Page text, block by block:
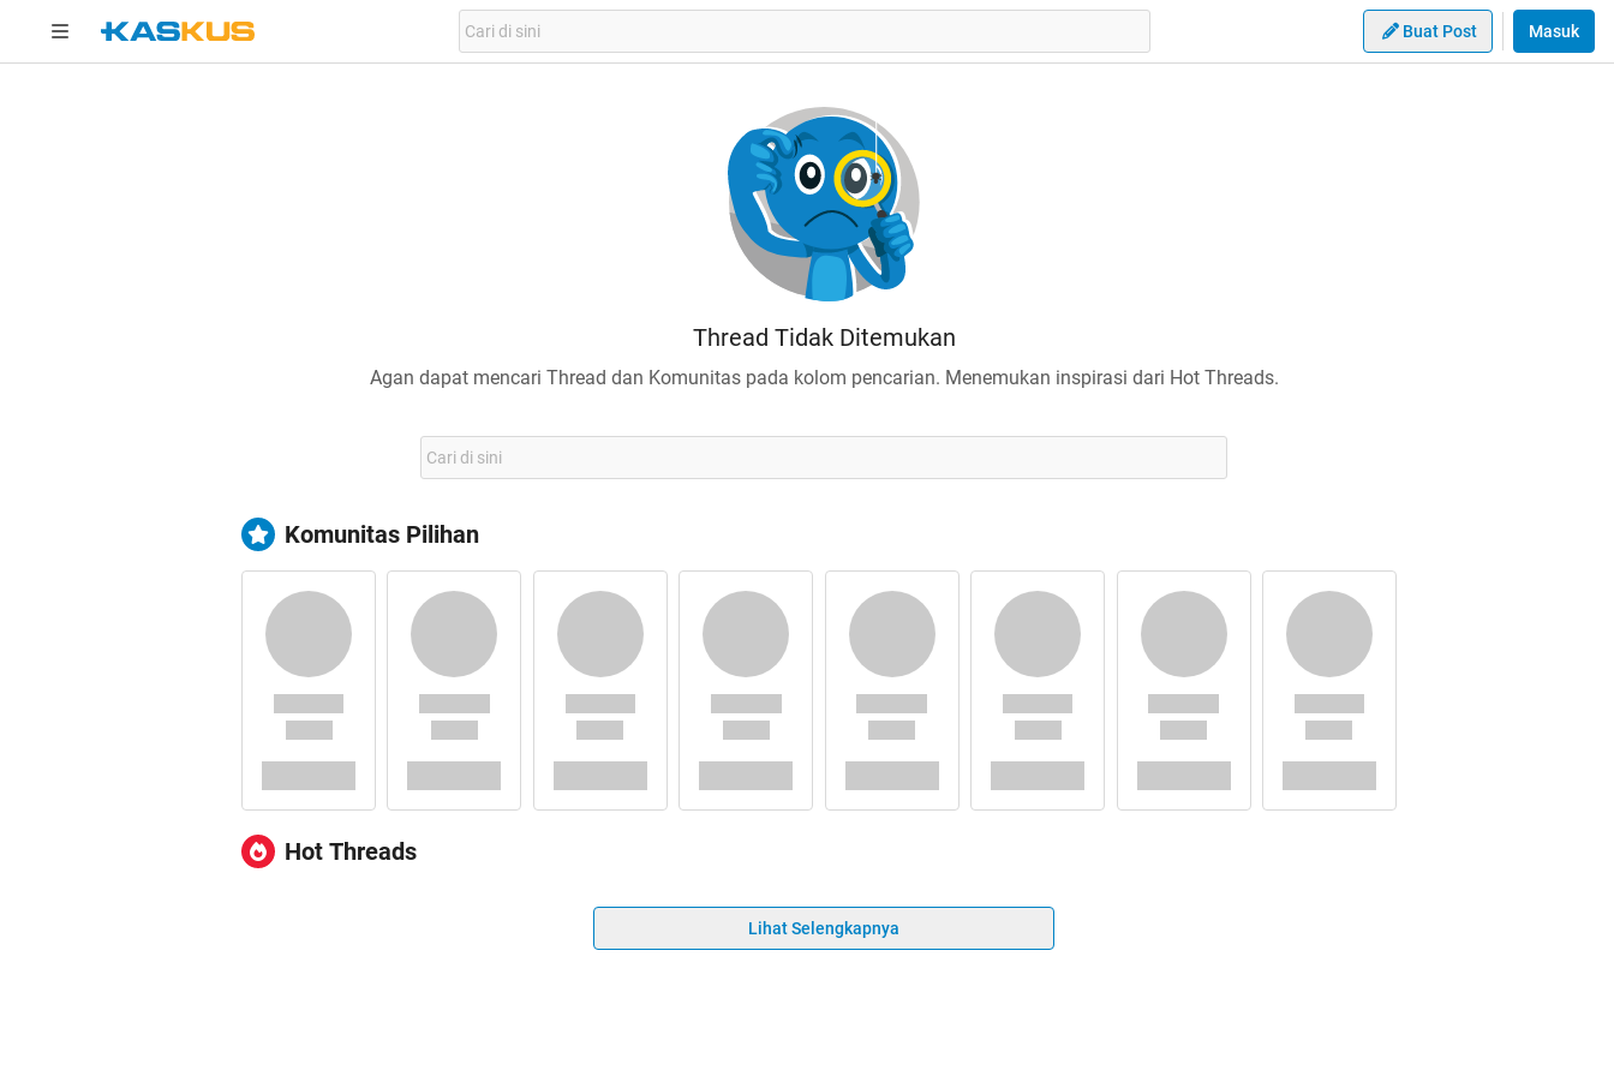
Buat Post Masuk
Thread Tidak Ditemukan
Agan dapat mencari Thread dan Komunitas pada kolom pencarian. Menemukan inspirasi dari Hot Threads.
Komunitas Pilihan
Hot Threads
Lihat Selengkapnya